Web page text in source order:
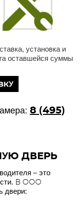
установка и
оставшейся суммы
8 (495)
ДВЕРЬ
– это
В ООО
двери: